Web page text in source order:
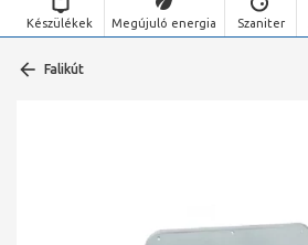
Készülékek Megújuló energia Szaniter
Falikút